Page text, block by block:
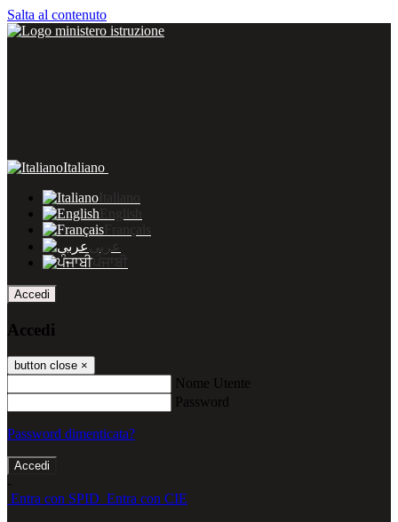
Salta al contenuto
Italiano
Italiano
English
Français
عربى
ਪੰਜਾਬੀ
Accedi
Accedi
button close ×
Nome Utente
Password
Password dimenticata?
-
Entra con SPID Entra con CIE